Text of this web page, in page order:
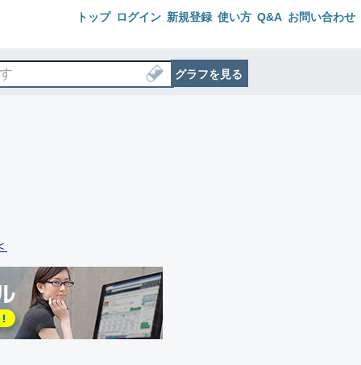
トップ ログイン 新規登録 使い方 Q&A お問い合わせ
グラフを見る